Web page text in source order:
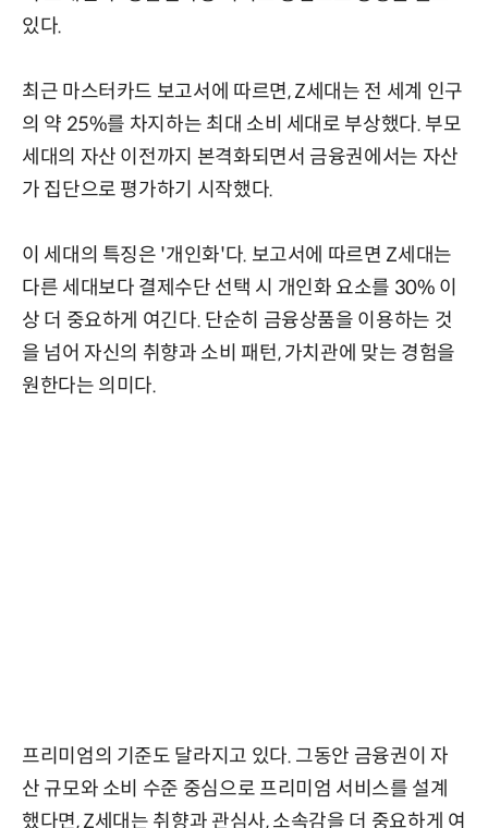
있다.
최근 마스터카드 보고서에 따르면, Z세대는 전 세계 인구
의 약 25%를 차지하는 최대 소비 세대로 부상했다. 부모
세대의 자산 이전까지 본격화되면서 금융권에서는 자산
가 집단으로 평가하기 시작했다.
이 세대의 특징은 '개인화'다. 보고서에 따르면 Z세대는
다른 세대보다 결제수단 선택 시 개인화 요소를 30% 이
상 더 중요하게 여긴다. 단순히 금융상품을 이용하는 것
을 넘어 자신의 취향과 소비 패턴, 가치관에 맞는 경험을
원한다는 의미다.
프리미엄의 기준도 달라지고 있다. 그동안 금융권이 자
산 규모와 소비 수준 중심으로 프리미엄 서비스를 설계
했다면, Z세대는 취향과 관심사, 소속감을 더 중요하게 여